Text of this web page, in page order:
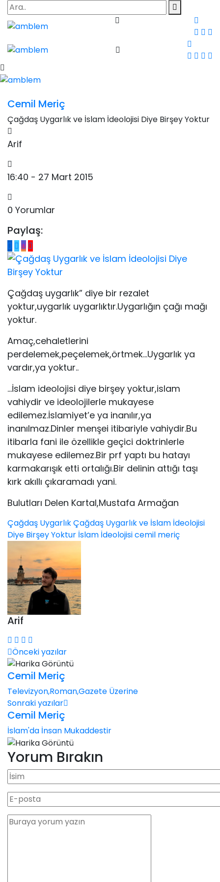
Cemil Meriç
Çağdaş Uygarlık ve İslam İdeolojisi Diye Birşey Yoktur
Arif
16:40 - 27 Mart 2015
0 Yorumlar
Paylaş:
Çağdaş uygarlık” diye bir rezalet
yoktur,uygarlık uygarlıktır.Uygarlığın çağı mağı
yoktur.
Amaç,cehaletlerini
perdelemek,peçelemek,örtmek…Uygarlık ya
vardır,ya yoktur..
…İslam ideolojisi diye birşey yoktur,islam
vahiydir ve ideolojilerle mukayese
edilemez.İslamiyet’e ya inanılır,ya
inanılmaz.Dinler menşei itibariyle vahiydir.Bu
itibarla fani ile özellikle geçici doktrinlerle
mukayese edilemez.Bir prf yaptı bu hatayı
karmakarışık etti ortalığı.Bir delinin attığı taşı
kırk akıllı çıkaramadı yani.
Bulutları Delen Kartal,Mustafa Armağan
Çağdaş UygarlıkÇağdaş Uygarlık ve İslam İdeolojisi
Diye Birşey Yoktur İslam İdeolojisicemil meriç
Arif
Önceki yazılar
Cemil Meriç
Televizyon,Roman,Gazete Üzerine
Sonraki yazılar
Cemil Meriç
İslam'da İnsan Mukaddestir
Yorum Bırakın